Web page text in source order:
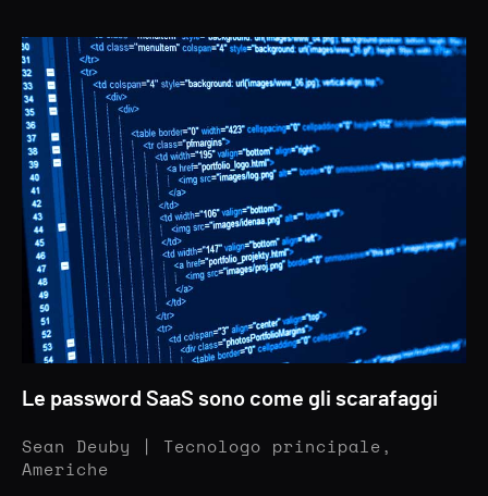
Le password SaaS sono come gli scarafaggi
Sean Deuby | Tecnologo principale,
Americhe